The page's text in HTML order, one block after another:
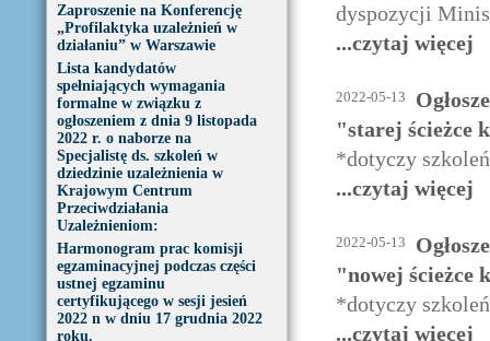
Zaproszenie na Konferencję
„Profilaktyka uzależnień w
działaniu” w Warszawie
Lista kandydatów
spełniających wymagania
formalne w związku z
ogłoszeniem z dnia 9 listopada
2022 r. o naborze na
Specjalistę ds. szkoleń w
dziedzinie uzależnienia w
Krajowym Centrum
Przeciwdziałania
Uzależnieniom:
Harmonogram prac komisji
egzaminacyjnej podczas części
ustnej egzaminu
certyfikującego w sesji jesień
2022 n w dniu 17 grudnia 2022
roku.
dyspozycji
...czytaj więcej
2022-05-13
"starej ścieżce
*dotyczy
...czytaj więcej
2022-05-13
"nowej ścieżce
*dotyczy
...czytaj więcej